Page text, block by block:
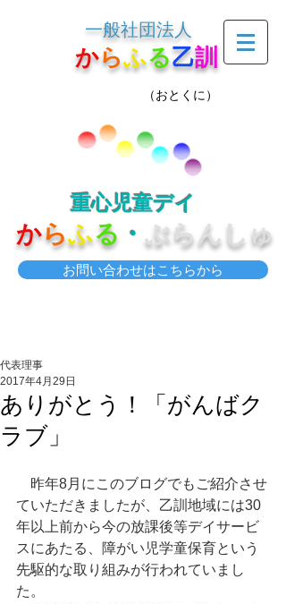
一般社団法人
からふる乙訓
（おとくに）
重心児童デイ
からふる ・ ぶらんしゅ
お問い合わせはこちらから
ありがとう！「がんばク
ラブ」
代表理事
2017年4月29日
昨年8月にこのブログでもご紹介させ
ていただきましたが、乙訓地域には30
年以上前から今の放課後等デイサービ
スにあたる、障がい児学童保育という
先駆的な取り組みが行われていまし
た。